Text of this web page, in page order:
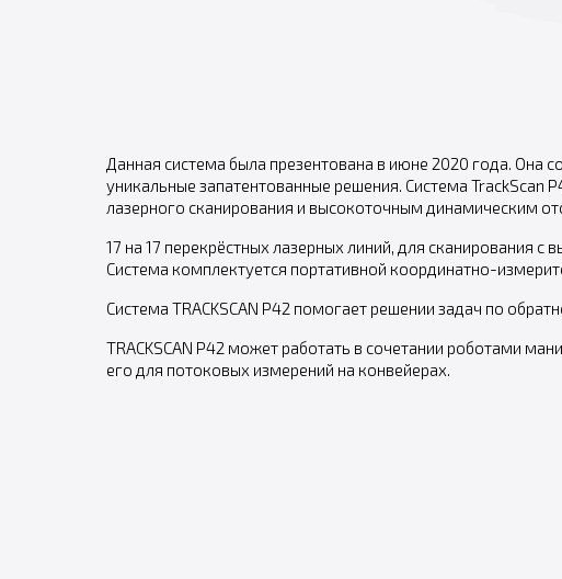
Данная система была презентована в июне 2020 года. Она
уникальные запатентованные решения. Система TrackScan
лазерного сканирования и высокоточным динамическим
17 на 17 перекрёстных лазерных линий, для сканирования
Система комплектуется портативной координатно-
Система TRACKSCAN P42 помогает решении задач по
TRACKSCAN P42 может работать в сочетании роботами
его для потоковых измерений на конвейерах.